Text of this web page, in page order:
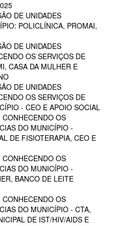
DE UNIDADES
POLICLÍNICA, PROMAI,
DE UNIDADES
OS SERVIÇOS DE
CASA DA MULHER E
DE UNIDADES
OS SERVIÇOS DE
- CEO E APOIO SOCIAL
OS
DO MUNICÍPIO -
DE FISIOTERAPIA, CEO E
OS
DO MUNICÍPIO -
BANCO DE LEITE
OS
DO MUNICÍPIO - CTA,
DE IST/HIV/AIDS E